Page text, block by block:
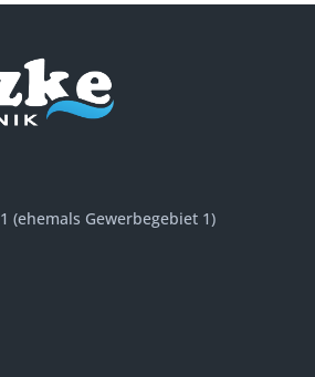
(ehemals Gewerbegebiet 1)